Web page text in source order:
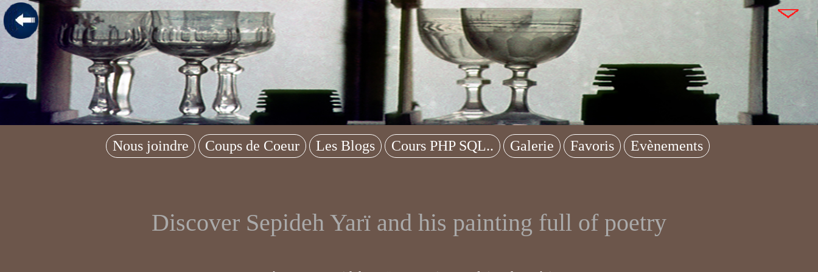
Nous joindre Coups de Coeur Les Blogs Cours PHP SQL.. Galerie Favoris Evènements
Discover Sepideh Yarï and his painting full of poetry